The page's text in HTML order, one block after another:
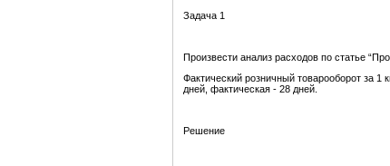
Задача 1
Произвести анализ расходов по статье
Фактический розничный товарооборот за
дней, фактическая - 28 дней.
Решение